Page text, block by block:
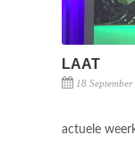
LAAT
18
actuele